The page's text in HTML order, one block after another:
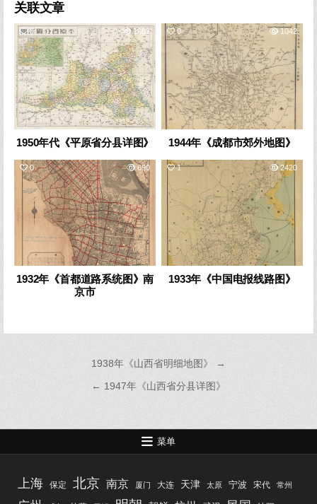
关联文章
0 1861
1950年代《平原省分县详图》
0 1042
1944年《成都市郊外地图》
0 690
1932年《首都道路系统图》南
京市
1 2420
1933年《中国电报线路图》
航
1938年《山西省明细地图》 →
← 1947年《山西省分县详图》
菜单
上海 保定 北京 南京 厦门 大连 天津 太原 宁波 宋代 常州